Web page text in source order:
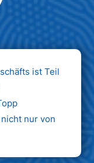
ist Teil
nur von